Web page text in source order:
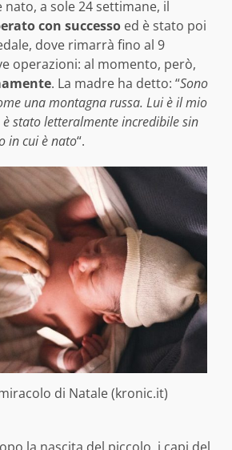
nato, a sole 24 settimane, il
con successo ed è stato poi
dove rimarrà fino al 9
operazioni: al momento, però,
. La madre ha detto: “Sono
una montagna russa. Lui è il mio
stato letteralmente incredibile sin
in cui è nato“.
di Natale (kronic.it)